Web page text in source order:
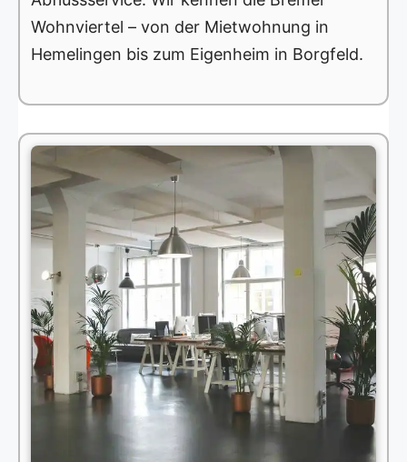
Wohnviertel – von der Mietwohnung in
Hemelingen bis zum Eigenheim in Borgfeld.